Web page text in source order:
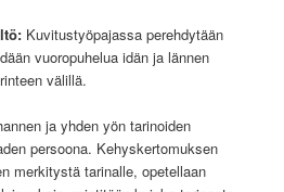
Kuvitustyöpajassa perehdytään
vuoropuhelua idän ja lännen
välillä.
ja yhden yön tarinoiden
persoona. Kehyskertomuksen
merkitystä tarinalle, opetellaan